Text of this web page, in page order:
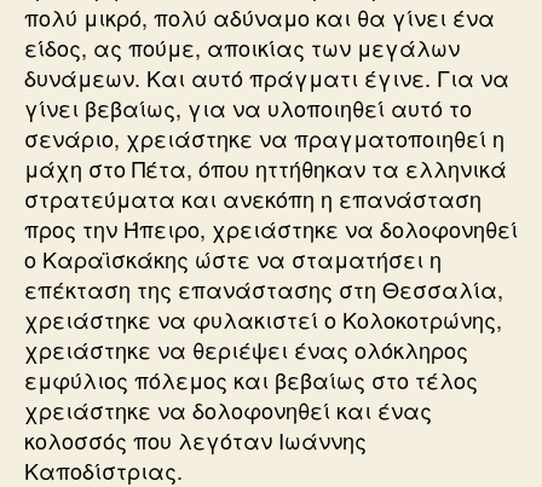
πολύ μικρό, πολύ αδύναμο και θα γίνει ένα
είδος, ας πούμε, αποικίας των μεγάλων
δυνάμεων. Και αυτό πράγματι έγινε. Για να
γίνει βεβαίως, για να υλοποιηθεί αυτό το
σενάριο, χρειάστηκε να πραγματοποιηθεί η
μάχη στο Πέτα, όπου ηττήθηκαν τα ελληνικά
στρατεύματα και ανεκόπη η επανάσταση
προς την Ήπειρο, χρειάστηκε να δολοφονηθεί
ο Καραϊσκάκης ώστε να σταματήσει η
επέκταση της επανάστασης στη Θεσσαλία,
χρειάστηκε να φυλακιστεί ο Κολοκοτρώνης,
χρειάστηκε να θεριέψει ένας ολόκληρος
εμφύλιος πόλεμος και βεβαίως στο τέλος
χρειάστηκε να δολοφονηθεί και ένας
κολοσσός που λεγόταν Ιωάννης
Καποδίστριας.